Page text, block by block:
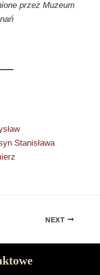
przez Muzeum
Stanisława
NEXT